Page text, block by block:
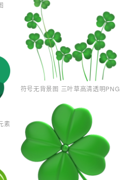
素
符号无背景图 三叶草高清透明PNG